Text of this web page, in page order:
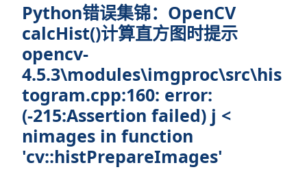
示
mat
not
a
numerical
tuple
OpenCV
countNonZero()
统
图
像
中
非
0
的
Python错误集锦：OpenCV
calcHist()计算直方图时提示
opencv-
4.5.3\modules\imgproc\src\his
togram.cpp:160: error:
(-215:Assertion failed) j <
nimages in function
'cv::histPrepareImages'